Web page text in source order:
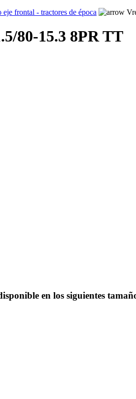
eje frontal - tractores de época
80-15.3 8PR TT
en los siguientes